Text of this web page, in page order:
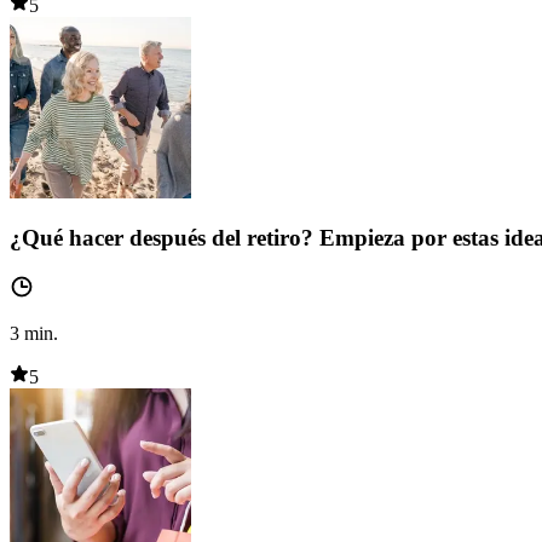
5
¿Qué hacer después del retiro? Empieza por estas
3 min.
5